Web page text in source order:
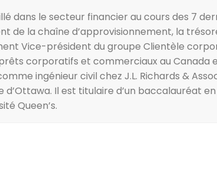
dans le secteur financier au cours des 7
de la chaîne d’approvisionnement, la
Vice-président du groupe Clientèle
corporatifs et commerciaux au Canada
ingénieur civil chez J.L. Richards &
d’Ottawa. Il est titulaire d’un baccalauréat
Queen’s.